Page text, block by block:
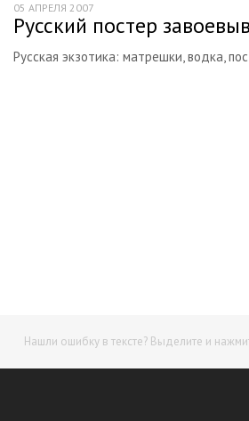
Русский постер
Русская экзотика: матрешки, водка,
05 АПРЕЛЯ 2007
Нашли ошибку в тексте? Выделите и